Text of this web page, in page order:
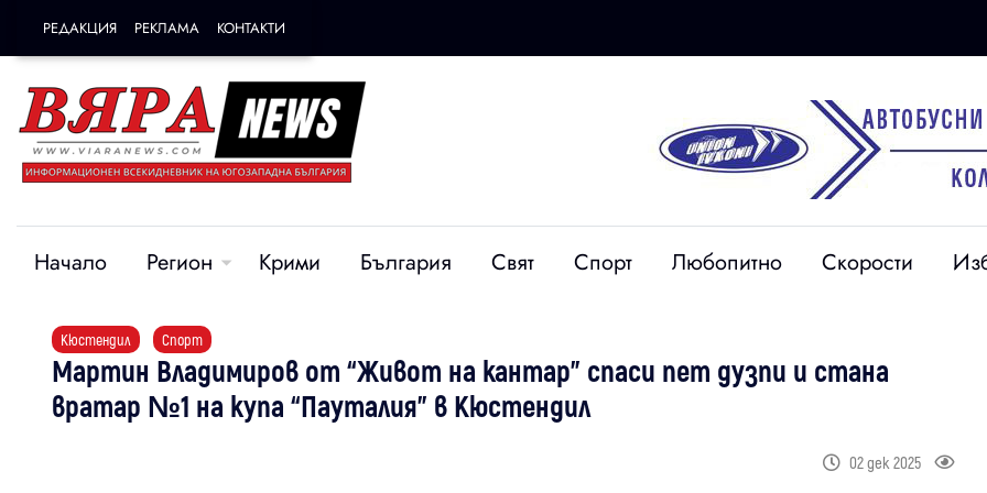
РЕДАКЦИЯ РЕКЛАМА КОНТАКТИ
Начало Регион Крими България Свят Спорт Любопитно Скорости
Кюстендил Спорт
Мартин Владимиров от “Живот на кантар” спаси пет дузпи и стана
вратар №1 на купа “Пауталия” в Кюстендил
02 дек 2025